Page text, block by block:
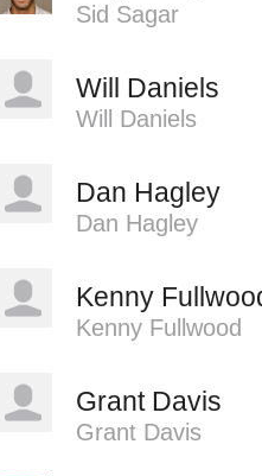
Sid Sagar
Will Daniels
Will Daniels
Dan Hagley
Dan Hagley
Kenny
Kenny Fullwood
Grant Davis
Grant Davis